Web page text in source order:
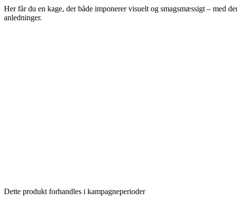
Her får du en kage, der både imponerer visuelt og smagsmæssigt – med
anledninger.
Dette produkt forhandles i kampagne­perioder